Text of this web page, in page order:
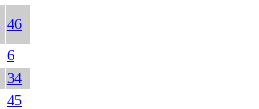
46
6
34
45